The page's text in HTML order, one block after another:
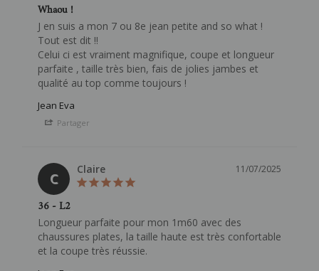
Whaou !
J en suis a mon 7 ou 8e jean petite and so what !
Tout est dit !!
Celui ci est vraiment magnifique, coupe et longueur
parfaite , taille très bien, fais de jolies jambes et
Jean Eva
Partager
C
11/07/2025
Claire
36 - L2
Longueur parfaite pour mon 1m60 avec des
chaussures plates, la taille haute est très confortable
et la coupe très réussie.